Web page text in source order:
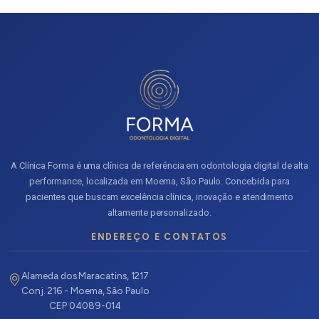
A Clínica Forma é uma clínica de referência em odontologia digital de alta
performance, localizada em Moema, São Paulo. Concebida para
pacientes que buscam excelência clínica, inovação e atendimento
altamente personalizado.
ENDEREÇO E CONTATOS
Alameda dos Maracatins, 1217
Conj. 216 - Moema, São Paulo
CEP 04089-014